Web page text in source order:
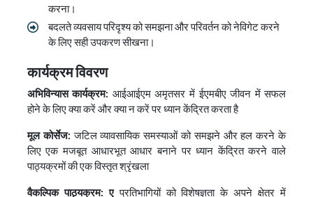
करना।
बदलते व्यवसाय परिदृश्य को समझना और परिवर्तन को नेविगेट करने
के लिए सही उपकरण सीखना।
कार्यक्रम विवरण
अभिविन्यास कार्यक्रम: आईआईएम अमृतसर में ईएमबीए जीवन में सफल
होने के लिए क्या करें और क्या न करें पर ध्यान केंद्रित करता है
मूल कोर्सेज: जटिल व्यावसायिक समस्याओं को समझने और हल करने के
लिए एक मजबूत आधारभूत आधार बनाने पर ध्यान केंद्रित करने वाले
पाठ्यक्रमों की एक विस्तृत श्रृंखला
वैकल्पिक पाठ्यक्रम: एप्रतिभागियों को विशेषज्ञता के अपने क्षेत्र में